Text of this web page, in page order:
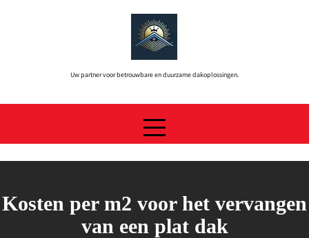
Uw partner voor betrouwbare en duurzame dakoplossingen.
Kosten per m2 voor het vervangen
van een plat dak